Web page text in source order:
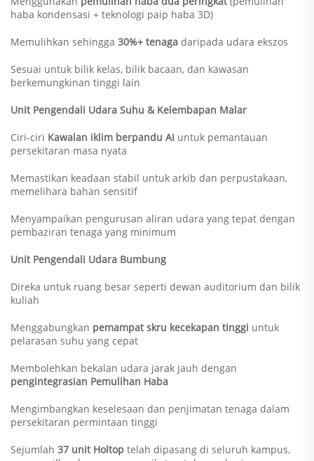
haba kondensasi + teknologi paip haba 3D)
Memulihkan sehingga 30%+ tenaga daripada udara ekszos
Sesuai untuk bilik kelas, bilik bacaan, dan kawasan
berkemungkinan tinggi lain
Unit Pengendali Udara Suhu & Kelembapan Malar
Ciri-ciri Kawalan iklim berpandu AI untuk pemantauan
persekitaran masa nyata
Memastikan keadaan stabil untuk arkib dan perpustakaan,
memelihara bahan sensitif
Menyampaikan pengurusan aliran udara yang tepat dengan
pembaziran tenaga yang minimum
Unit Pengendali Udara Bumbung
Direka untuk ruang besar seperti dewan auditorium dan bilik
kuliah
Menggabungkan pemampat skru kecekapan tinggi untuk
pelarasan suhu yang cepat
Membolehkan bekalan udara jarak jauh dengan
pengintegrasian Pemulihan Haba
Mengimbangkan keselesaan dan penjimatan tenaga dalam
persekitaran permintaan tinggi
Sejumlah 37 unit Holtop telah dipasang di seluruh kampus,